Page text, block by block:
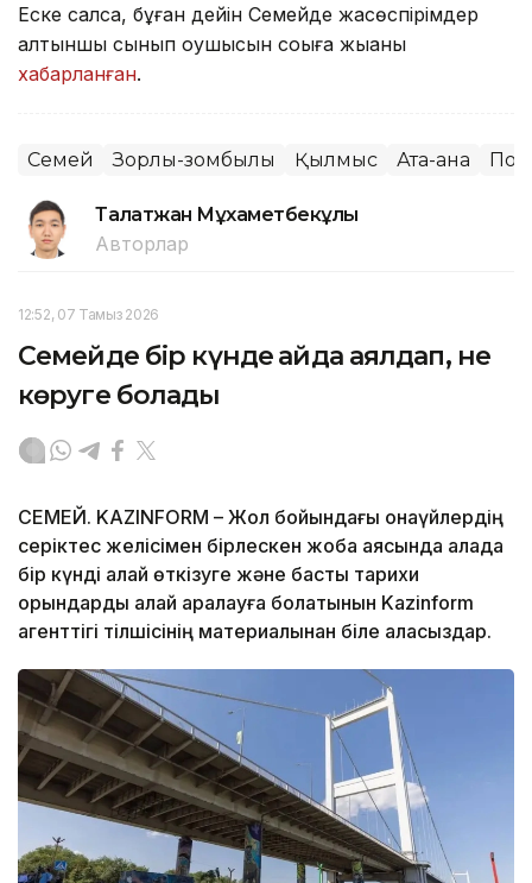
Еске салсақ, бұған дейін Семейде жасөспірімдер
алтыншы сынып оқушысын соққыға жыққаны
хабарланған.
Семей Зорлық-зомбылық Қылмыс Ата-ана
Талғатжан Мұхаметбекұлы
Авторлар
12:52, 07 Тамыз 2026
Семейде бір күнде қайда аялдап, не
көруге болады
СЕМЕЙ. KAZINFORM – Жол бойындағы қонақүйлердің
серіктес желісімен бірлескен жоба аясында қалада
бір күнді қалай өткізуге және басты тарихи
орындарды қалай аралауға болатынын Kazinform
агенттігі тілшісінің материалынан біле аласыздар.